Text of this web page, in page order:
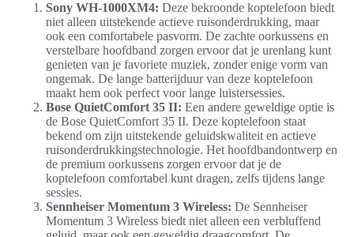
Sony WH-1000XM4: Deze bekroonde koptelefoon biedt
niet alleen uitstekende actieve ruisonderdrukking, maar
ook een comfortabele pasvorm. De zachte oorkussens en
verstelbare hoofdband zorgen ervoor dat je urenlang kunt
genieten van je favoriete muziek, zonder enige vorm van
ongemak. De lange batterijduur van deze koptelefoon
maakt hem ook perfect voor lange luistersessies.
Bose QuietComfort 35 II: Een andere geweldige optie is
de Bose QuietComfort 35 II. Deze koptelefoon staat
bekend om zijn uitstekende geluidskwaliteit en actieve
ruisonderdrukkingstechnologie. Het hoofdbandontwerp en
de premium oorkussens zorgen ervoor dat je de
koptelefoon comfortabel kunt dragen, zelfs tijdens lange
sessies.
Sennheiser Momentum 3 Wireless: De Sennheiser
Momentum 3 Wireless biedt niet alleen een verbluffend